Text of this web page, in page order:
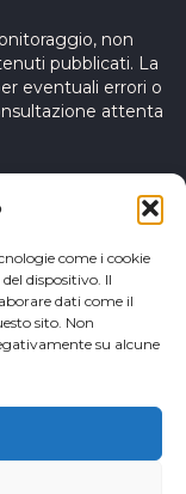
come i cookie
dispositivo. Il
dati come il
sito. Non
su alcune
non
pubblicati. La
eventuali errori o
attenta